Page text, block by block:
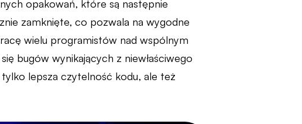
opakowań, które są następnie
zamknięte, co pozwala na wygodne
wielu programistów nad wspólnym
bugów wynikających z niewłaściwego
lepsza czytelność kodu, ale też